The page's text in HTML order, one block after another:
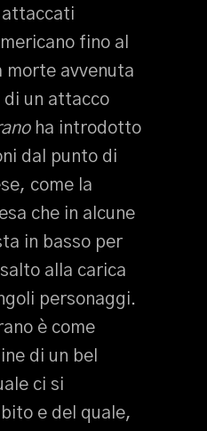
attaccati
fino al
morte avvenuta
di un attacco
ha introdotto
dal punto di
come la
che in alcune
in basso per
alla carica
personaggi.
è come
di un bel
ci si
e del quale,